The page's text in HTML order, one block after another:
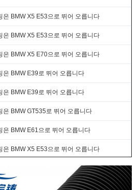
BMW X5 E53으로 뛰어 오릅니다
BMW X5 E53으로 뛰어 오릅니다
BMW X5 E70으로 뛰어 오릅니다
BMW E39로 뛰어 오릅니다
BMW E39로 뛰어 오릅니다
BMW GT535로 뛰어 오릅니다
BMW E61으로 뛰어 오릅니다
BMW X5 E53으로 뛰어 오릅니다
은 BMW X5 E53으로 뛰어 오릅니다